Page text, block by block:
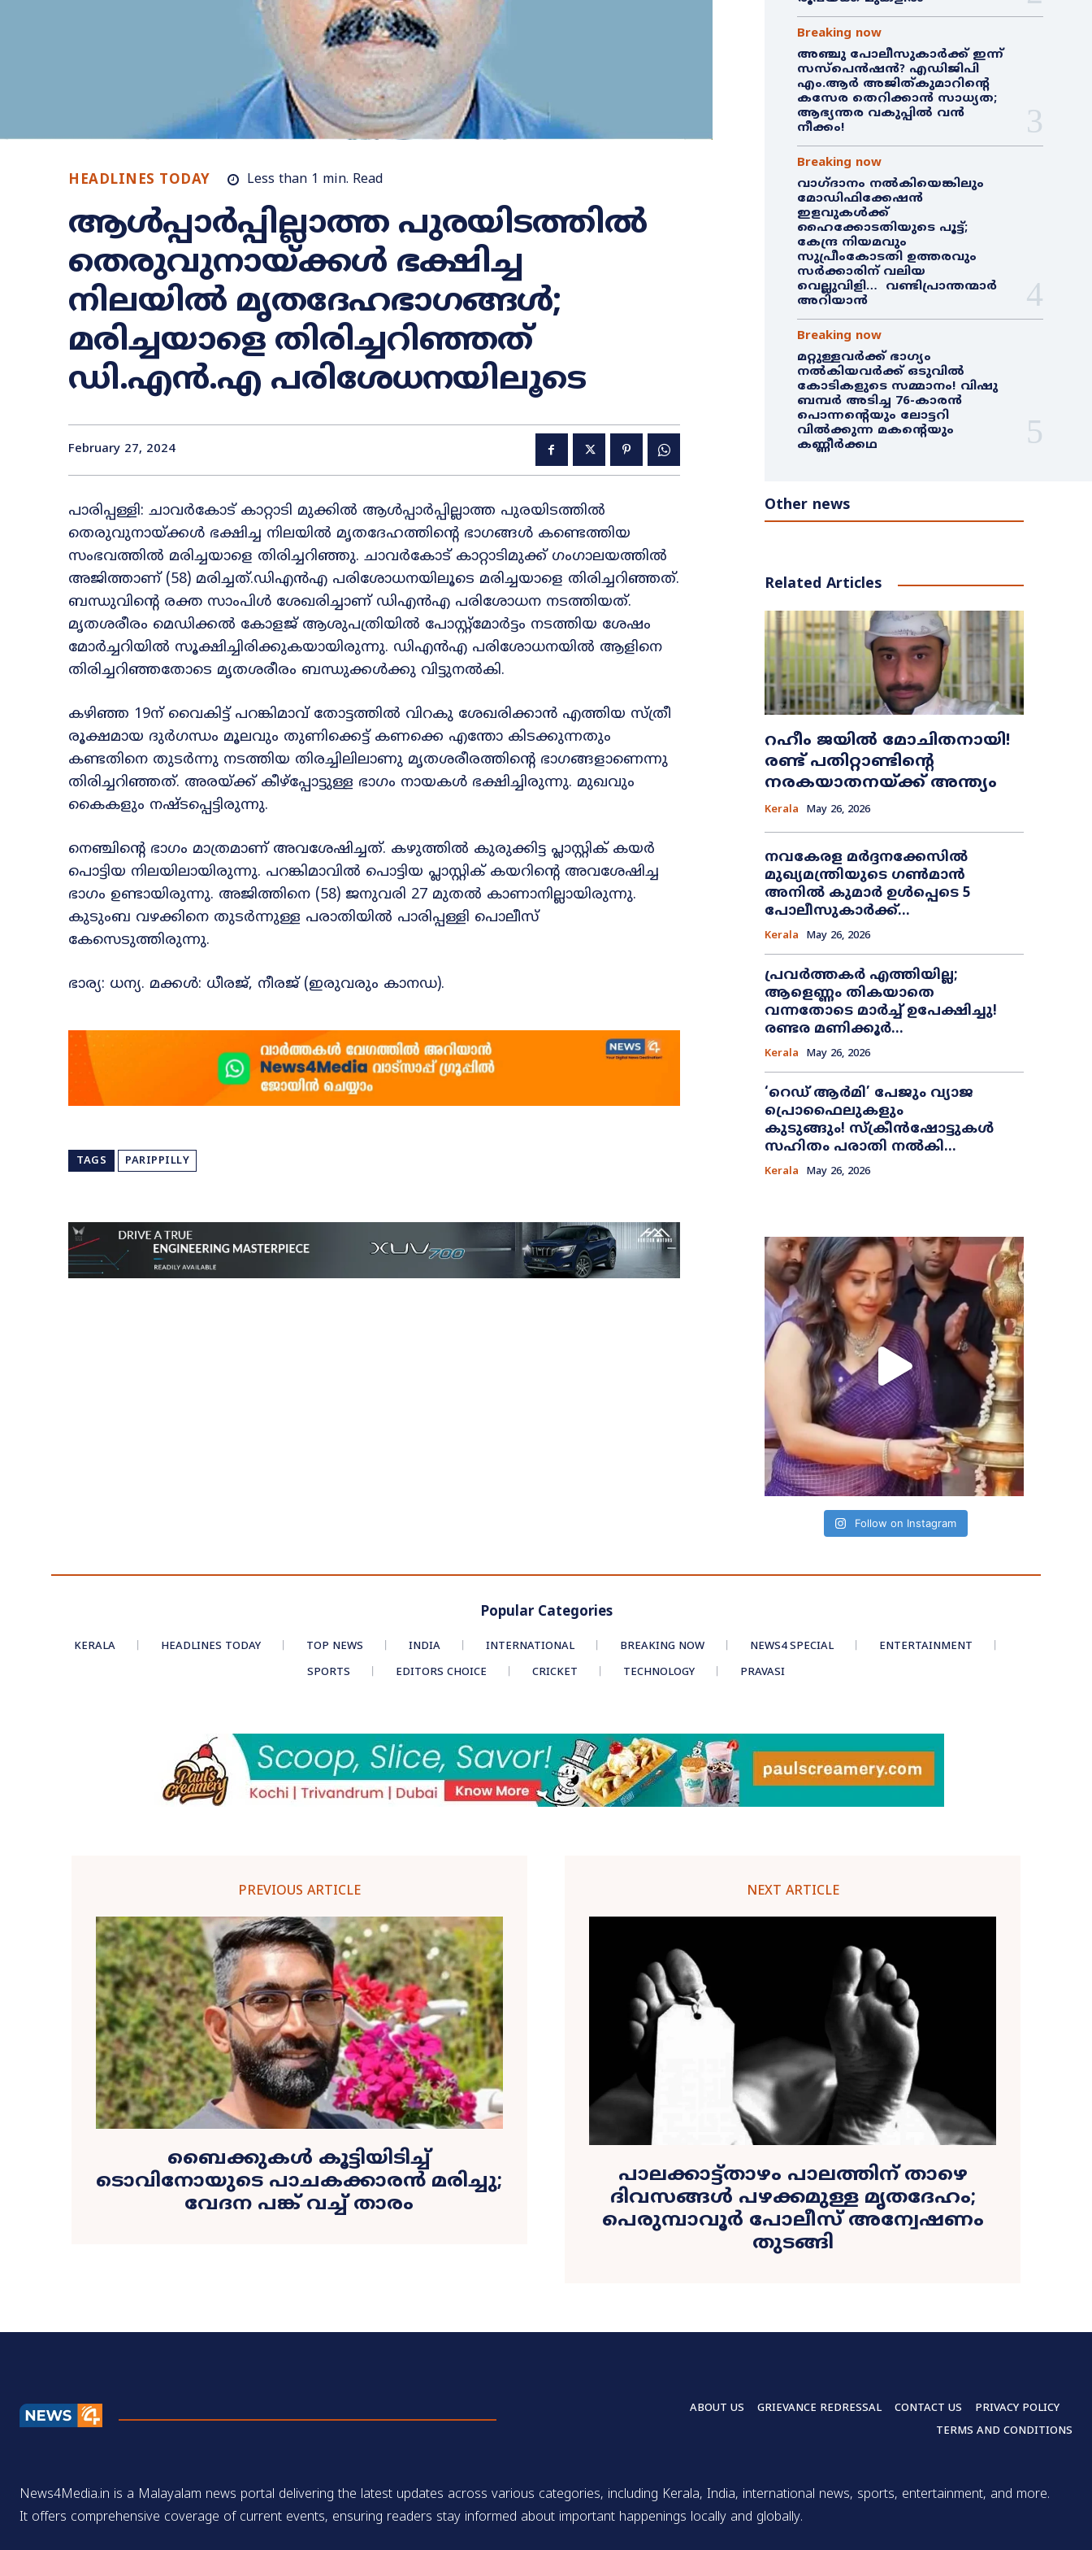
HEADLINES TODAY Less than 1 min. Read
ആൾപ്പാർപ്പില്ലാത്ത പുരയിടത്തിൽ
തെരുവുനായ്ക്കൾ ഭക്ഷിച്ച
നിലയിൽ മൃതദേഹഭാഗങ്ങൾ;
മരിച്ചയാളെ തിരിച്ചറിഞ്ഞത്
ഡി.എൻ.എ പരിശേധനയിലൂടെ
February 27, 2024
പാരിപ്പള്ളി: ചാവർകോട് കാറ്റാടി മുക്കിൽ ആൾപ്പാർപ്പില്ലാത്ത പുരയിടത്തിൽ
തെരുവുനായ്ക്കൾ ഭക്ഷിച്ച നിലയിൽ മൃതദേഹത്തിന്റെ ഭാഗങ്ങൾ കണ്ടെത്തിയ
സംഭവത്തിൽ മരിച്ചയാളെ തിരിച്ചറിഞ്ഞു. ചാവർകോട് കാറ്റാടിമുക്ക് ഗംഗാലയത്തിൽ
അജിത്താണ് (58) മരിച്ചത്.ഡിഎൻഎ പരിശോധനയിലൂടെ മരിച്ചയാളെ തിരിച്ചറിഞ്ഞത്.
ബന്ധുവിന്റെ രക്ത സാംപിൾ ശേഖരിച്ചാണ് ഡിഎൻഎ പരിശോധന നടത്തിയത്.
മൃതശരീരം മെഡിക്കൽ കോളജ് ആശുപത്രിയിൽ പോസ്റ്റ്മോർട്ടം നടത്തിയ ശേഷം
മോർച്ചറിയിൽ സൂക്ഷിച്ചിരിക്കുകയായിരുന്നു. ഡിഎൻഎ പരിശോധനയിൽ ആളിനെ
തിരിച്ചറിഞ്ഞതോടെ മൃതശരീരം ബന്ധുക്കൾക്കു വിട്ടുനൽകി.
കഴിഞ്ഞ 19ന് വൈകിട്ട് പറങ്കിമാവ് തോട്ടത്തിൽ വിറകു ശേഖരിക്കാൻ എത്തിയ സ്ത്രീ
രൂക്ഷമായ ദുർഗന്ധം മൂലവും തുണിക്കെട്ട് കണക്കെ എന്തോ കിടക്കുന്നതും
കണ്ടതിനെ തുടർന്നു നടത്തിയ തിരച്ചിലിലാണു മൃതശരീരത്തിന്റെ ഭാഗങ്ങളാണെന്നു
തിരിച്ചറിഞ്ഞത്. അരയ്ക്ക് കീഴ്പ്പോട്ടുള്ള ഭാഗം നായകൾ ഭക്ഷിച്ചിരുന്നു. മുഖവും
കൈകളും നഷ്ടപ്പെട്ടിരുന്നു.
നെഞ്ചിന്റെ ഭാഗം മാത്രമാണ് അവശേഷിച്ചത്. കഴുത്തിൽ കുരുക്കിട്ട പ്ലാസ്റ്റിക് കയർ
പൊട്ടിയ നിലയിലായിരുന്നു. പറങ്കിമാവിൽ പൊട്ടിയ പ്ലാസ്റ്റിക് കയറിന്റെ അവശേഷിച്ച
ഭാഗം ഉണ്ടായിരുന്നു. അജിത്തിനെ (58) ജനുവരി 27 മുതൽ കാണാനില്ലായിരുന്നു.
കുടുംബ വഴക്കിനെ തുടർന്നുള്ള പരാതിയിൽ പാരിപ്പള്ളി പൊലീസ്
കേസെടുത്തിരുന്നു.
ഭാര്യ: ധന്യ. മക്കൾ: ധീരജ്, നീരജ് (ഇരുവരും കാനഡ).
TAGS PARIPPILLY
Breaking now
അഞ്ചു പോലീസുകാർക്ക് ഇന്ന്
സസ്‌പെൻഷൻ? എഡിജിപി
എം.ആർ അജിത്കുമാറിൻ്റെ
കസേര തെറിക്കാൻ സാധ്യത;
ആഭ്യന്തര വകുപ്പിൽ വൻ
നീക്കം!
Breaking now
വാഗ്ദാനം നൽകിയെങ്കിലും
മോഡിഫിക്കേഷൻ
ഇളവുകൾക്ക്
ഹൈക്കോടതിയുടെ പൂട്ട്;
കേന്ദ്ര നിയമവും
സുപ്രീംകോടതി ഉത്തരവും
സർക്കാരിന് വലിയ
വെല്ലുവിളി… വണ്ടിപ്രാന്തന്മാർ
അറിയാൻ
Breaking now
മറ്റുള്ളവർക്ക് ഭാഗ്യം
നൽകിയവർക്ക് ഒടുവിൽ
കോടികളുടെ സമ്മാനം! വിഷു
ബമ്പർ അടിച്ച 76-കാരൻ
പൊന്നന്റെയും ലോട്ടറി
വിൽക്കുന്ന മകന്റെയും
കണ്ണീർക്കഥ
Other news
Related Articles
റഹീം ജയിൽ മോചിതനായി!
രണ്ട് പതിറ്റാണ്ടിന്റെ
നരകയാതനയ്ക്ക് അന്ത്യം
Kerala May 26, 2026
നവകേരള മർദ്ദനക്കേസിൽ
മുഖ്യമന്ത്രിയുടെ ഗൺമാൻ
അനിൽ കുമാർ ഉൾപ്പെടെ 5
പോലീസുകാർക്ക്...
Kerala May 26, 2026
പ്രവർത്തകർ എത്തിയില്ല;
ആളെണ്ണം തികയാതെ
വന്നതോടെ മാർച്ച് ഉപേക്ഷിച്ചു!
രണ്ടര മണിക്കൂർ...
Kerala May 26, 2026
​‘റെഡ് ആർമി’ പേജും വ്യാജ
പ്രൊഫൈലുകളും
കുടുങ്ങും! സ്ക്രീൻഷോട്ടുകൾ
സഹിതം പരാതി നൽകി...
Kerala May 26, 2026
Follow on Instagram
Popular Categories
KERALA HEADLINES TODAY TOP NEWS INDIA INTERNATIONAL BREAKING NOW NEWS4 SPECIAL
ENTERTAINMENT
SPORTS
EDITORS CHOICE CRICKET TECHNOLOGY PRAVASI
PREVIOUS ARTICLE
ബൈക്കുകൾ കൂട്ടിയിടിച്ച്
ടൊവിനോയുടെ പാചകക്കാരൻ മരിച്ചു;
വേദന പങ്ക് വച്ച് താരം
NEXT ARTICLE
പാലക്കാട്ട്താഴം പാലത്തിന് താഴെ
ദിവസങ്ങൾ പഴക്കമുള്ള മൃതദേഹം;
പെരുമ്പാവൂർ പോലീസ് അന്വേഷണം
തുടങ്ങി
ABOUT US GRIEVANCE REDRESSAL CONTACT US
PRIVACY POLICY
TERMS AND CONDITIONS
News4Media.in is a Malayalam news portal delivering the latest updates across various categories, including Kerala, India, international news, sports, entertainment, and more.
It offers comprehensive coverage of current events, ensuring readers stay informed about important happenings locally and globally.